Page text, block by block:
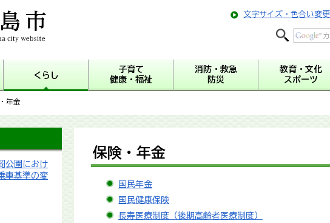
city
文字サイズ・色合い変更
くらし
子育て
健康・福祉
消防・救急
防災
教育・文化
スポーツ
年金
公園におけ
車基準の変
保険・年金
国民年金
国民健康保険
長寿医療制度（後期高齢者医療制度）